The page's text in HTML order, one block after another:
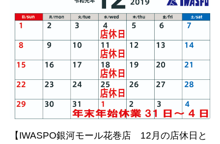
【IWASPO銀河モール花巻店 12月の店休日と